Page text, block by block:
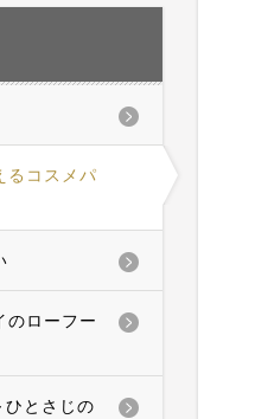
るコスメパ
のローフー
とさじの